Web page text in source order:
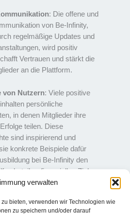
verwalten
bieten, verwenden wir Technologien wie
zu speichern und/oder darauf
: Die offene und
von Be-Infinity,
regelmäßige Updates und
wird positiv
Vertrauen und stärkt die
an die Plattform.
von Nutzern: Viele positive
persönliche
in denen Mitglieder ihre
teilen. Diese
sind inspirierend und
konkrete Beispiele dafür
bei Be-Infinity den
hat, ihre finanziellen Ziele zu